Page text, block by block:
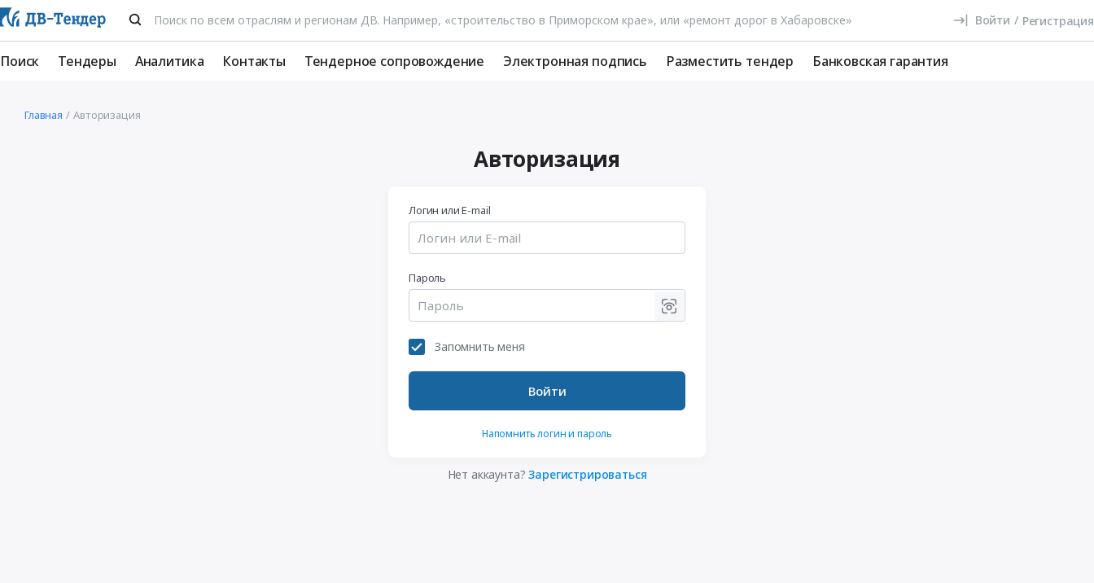
Войти / Регистрация
Поиск Тендеры Аналитика Контакты Тендерное сопровождение Электронная подпись Разместить тендер Банковская гарантия
Главная Авторизация
Авторизация
Логин или E-mail
Пароль
Запомнить меня
Войти
Напомнить логин и пароль
Нет аккаунта?Зарегистрироваться